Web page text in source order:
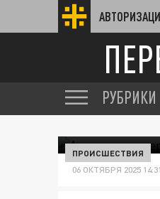
РУБРИКИ
ПРОИСШЕСТВИЯ
06 ОКТЯБРЯ 2025 14:31